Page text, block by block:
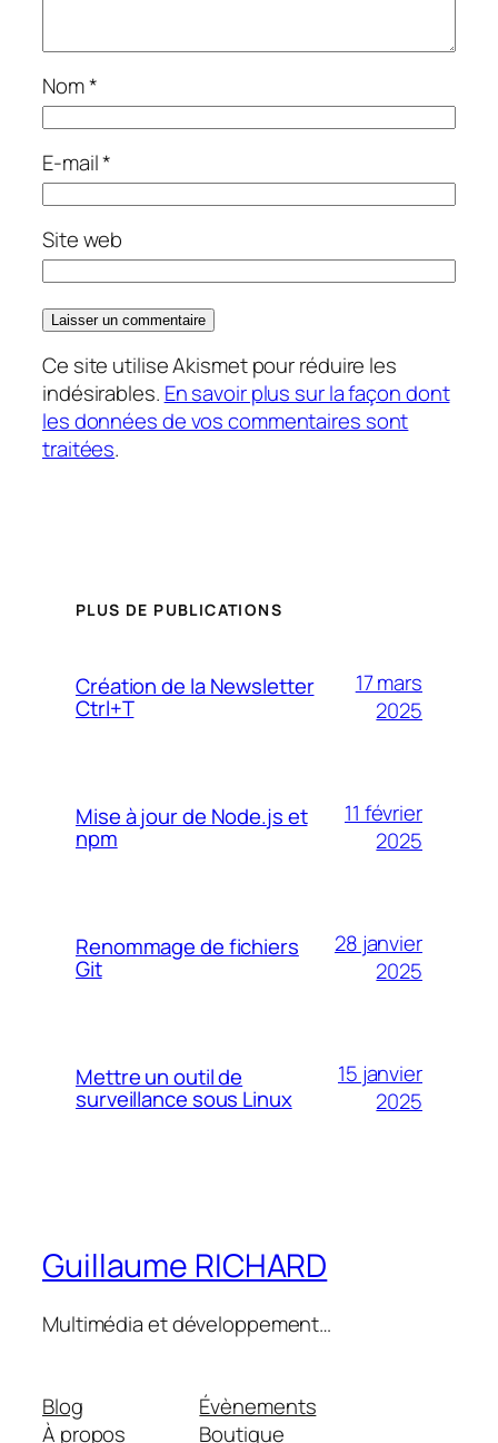
Nom*
E-mail*
Site web
Ce site utilise Akismet pour réduire les
indésirables. En savoir plus sur la façon dont
les données de vos commentaires sont
traitées.
PLUS DE PUBLICATIONS
Création de la Newsletter
Ctrl+T
17 mars
2025
Mise à jour de Node.js et
npm
11 février
2025
Renommage de fichiers
Git
28 janvier
2025
Mettre un outil de
surveillance sous Linux
15 janvier
2025
Guillaume RICHARD
Multimédia et développement…
Blog
À propos
Évènements
Boutique